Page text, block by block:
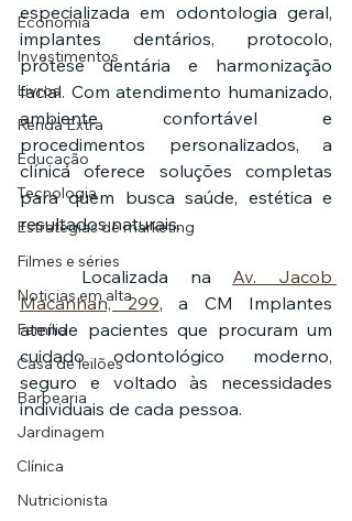
Economia
Investimentos
Livros
Renda Extra
Educação
Tecnologia
Estratégias de marketing
Filmes e séries
Noticias em alta
Família
Casa de leilões
Barbearia
Jardinagem
Clínica
Nutricionista
especializada em odontologia geral,
implantes dentários, protocolo,
prótese dentária e harmonização
facial. Com atendimento humanizado,
ambiente confortável e
procedimentos personalizados, a
clínica oferece soluções completas
para quem busca saúde, estética e
resultados naturais.
	Localizada na
Av. Jacob
Macanhan, 299, a CM Implantes
atende pacientes que procuram um
cuidado odontológico moderno,
seguro e voltado às necessidades
individuais de cada pessoa.